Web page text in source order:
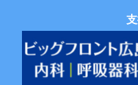
ー
シ
稿: